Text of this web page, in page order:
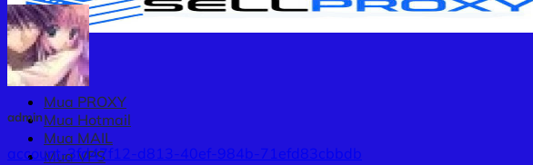
Mua PROXY
Mua Hotmail
Mua MAIL
Mua VPS
admin
account-3fd47f12-d813-40ef-984b-71efd83cbbdb